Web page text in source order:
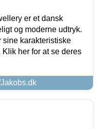
er et dansk
og moderne udtryk.
sine karakteristiske
her for at se deres